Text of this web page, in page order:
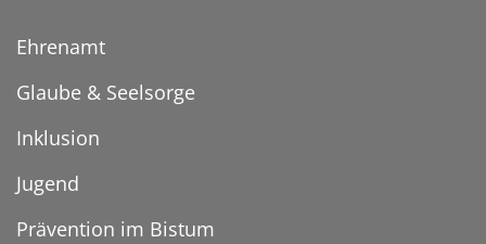
Ehrenamt
Glaube & Seelsorge
Inklusion
Jugend
Prävention im Bistum